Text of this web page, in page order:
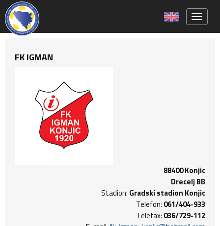
FK IGMAN
88400 Konjic
Drecelj BB
Stadion: Gradski stadion Konjic
Telefon: 061/404-933
Telefax: 036/729-112